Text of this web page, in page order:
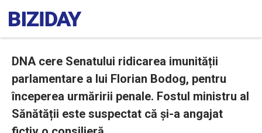
DNA cere Senatului ridicarea imunității
parlamentare a lui Florian Bodog, pentru
începerea urmăririi penale. Fostul ministru al
Sănătății este suspectat că și-a angajat